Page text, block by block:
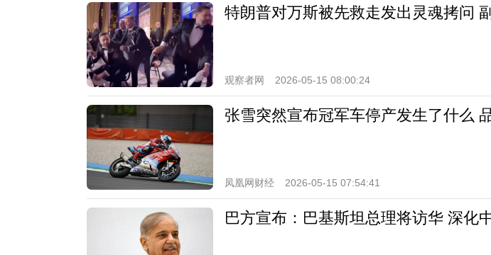
特朗普对万斯被先救走发出灵魂拷问
观察者网 2026-05-15 08:00:24
张雪突然宣布冠军车停产发生了什么
凤凰网财经 2026-05-15 07:54:41
巴方宣布：巴基斯坦总理将访华 深化